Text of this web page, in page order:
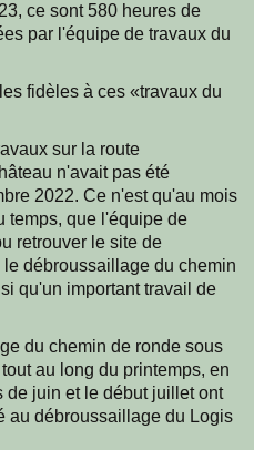
ce sont 580 heures de
par l'équipe de travaux du
fidèles à ces «travaux du
sur la route
n'avait pas été
2022. Ce n'est qu'au mois
temps, que l'équipe de
retrouver le site de
débroussaillage du chemin
qu'un important travail de
du chemin de ronde sous
au long du printemps, en
de juin et le début juillet ont
au débroussaillage du Logis